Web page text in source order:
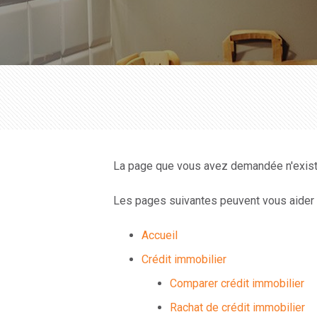
La page que vous avez demandée
Les pages suivantes peuvent vous
Accueil
Crédit immobilier
Comparer crédit immobilier
Rachat de crédit immobilier